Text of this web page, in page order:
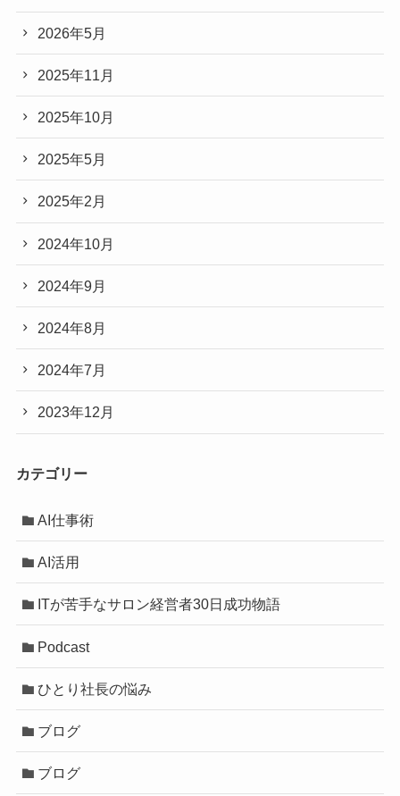
2026年5月
2025年11月
2025年10月
2025年5月
2025年2月
2024年10月
2024年9月
2024年8月
2024年7月
2023年12月
カテゴリー
AI仕事術
AI活用
ITが苦手なサロン経営者30日成功物語
Podcast
ひとり社長の悩み
ブログ
ブログ